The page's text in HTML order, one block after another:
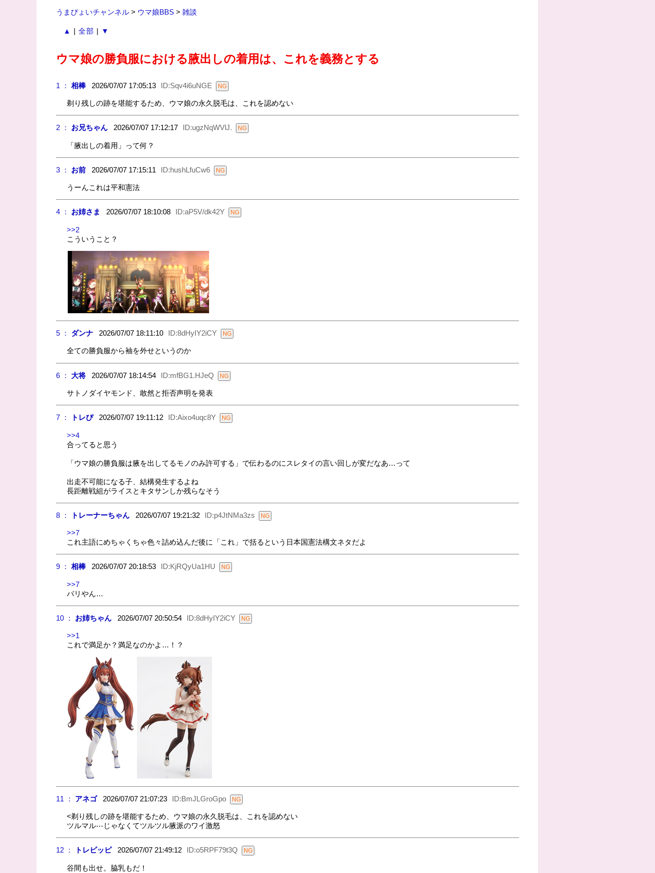
うまぴょいチャンネル> ウマ娘BBS> 雑談
▲ | 全部 | ▼
ウマ娘の勝負服における腋出しの着用は、これを義務とする
1 ： 相棒2026/07/07 17:05:13 ID:Sqv4i6uNGE
剃り残しの跡を堪能するため、ウマ娘の永久脱毛は、これを認めない
2 ： お兄ちゃん2026/07/07 17:12:17 ID:ugzNqWVlJ.
「腋出しの着用」って何？
3 ： お前2026/07/07 17:15:11 ID:hushLfuCw6
うーんこれは平和憲法
4 ： お姉さま 2026/07/07 18:10:08 ID:aP5V/dk42Y
>>2
こういうこと？
5 ： ダンナ2026/07/07 18:11:10 ID:8dHyIY2iCY
全ての勝負服から袖を外せというのか
6 ： 大将2026/07/07 18:14:54 ID:mfBG1.HJeQ
サトノダイヤモンド、敢然と拒否声明を発表
7 ： トレぴ2026/07/07 19:11:12 ID:Aixo4uqc8Y
>>4
合ってると思う
「ウマ娘の勝負服は腋を出してるモノのみ許可する」で伝わるのにスレタイの言い回しが変だなあ…って
出走不可能になる子、結構発生するよね
長距離戦組がライスとキタサンしか残らなそう
8 ： トレーナーちゃん2026/07/07 19:21:32 ID:p4JtNMa3zs
>>7
これ主語にめちゃくちゃ色々詰め込んだ後に「これ」で括るという日本国憲法構文ネタだよ
9 ： 相棒2026/07/07 20:18:53 ID:KjRQyUa1HU
>>7
バリやん…
10 ： お姉ちゃん2026/07/07 20:50:54 ID:8dHyIY2iCY
>>1
これで満足か？満足なのかよ…！？
11 ： アネゴ2026/07/07 21:07:23 ID:BmJLGroGpo
<剃り残しの跡を堪能するため、ウマ娘の永久脱毛は、これを認めない
ツルマル⋯じゃなくてツルツル腋派のワイ激怒
12 ： トレピッピ2026/07/07 21:49:12 ID:o5RPF79t3Q
谷間も出せ。脇乳もだ！